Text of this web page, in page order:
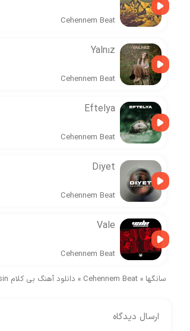
Cehennem Beat
Yalnız
Cehennem Beat
Eftelya
Cehennem Beat
Diyet
Cehennem Beat
Vale
Cehennem Beat
سانگها »
Cehennem Beat
» دانلود آهنگ بی کلام Babaları Gelsin از Cehennem Beat
ارسال دیدگاه